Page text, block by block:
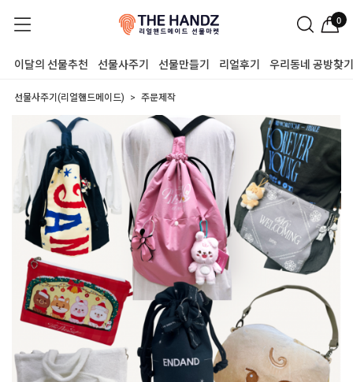
0
이달의 선물추천 선물사주기 선물만들기 리얼후기 우리동네 공방찾기
선물사주기(리얼핸드메이드) 주문제작